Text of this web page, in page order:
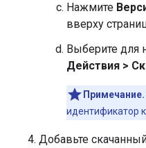
Нажмите
вверху
Выберите для
Действия >
Примечание.
идентификатор
Добавьте